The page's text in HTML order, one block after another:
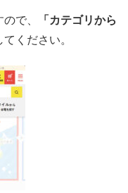
で、
「カテゴリから
てください。